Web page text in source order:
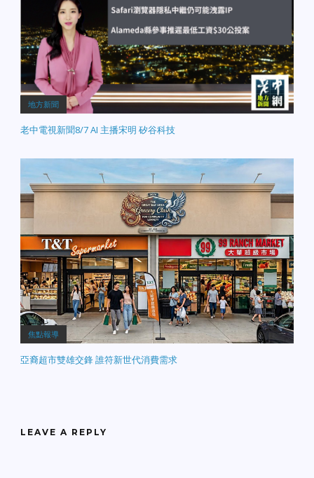
地方新聞
老中電視新聞8/7 AI 主播宋明 矽谷科技
焦點報導
亞裔超市雙雄交鋒 誰符新世代消費需求
LEAVE A REPLY